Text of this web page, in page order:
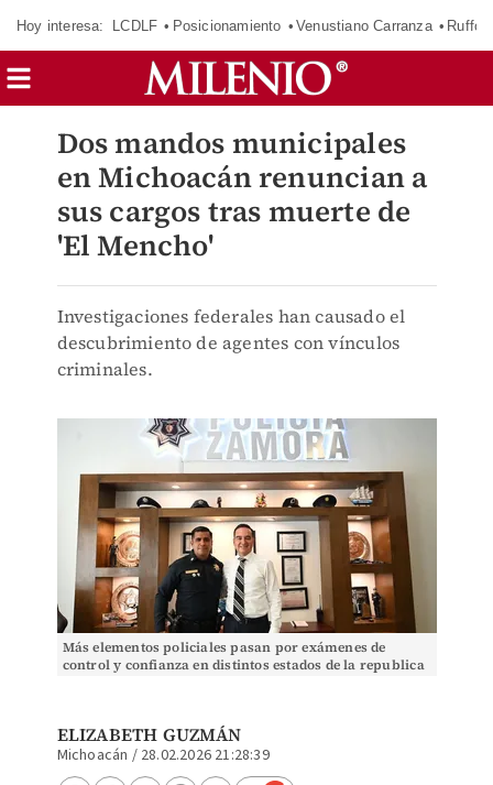
Hoy interesa: LCDLF Posicionamiento Venustiano Carranza Ruffo
Dos mandos municipales
en Michoacán renuncian a
sus cargos tras muerte de
'El Mencho'
Investigaciones federales han causado el
descubrimiento de agentes con vínculos
criminales.
Más elementos policiales pasan por exámenes de
control y confianza en distintos estados de la republica
ELIZABETH GUZMÁN
Michoacán / 28.02.2026 21:28:39